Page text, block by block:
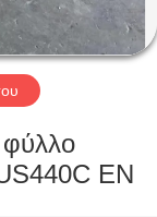
φύλλο
EN